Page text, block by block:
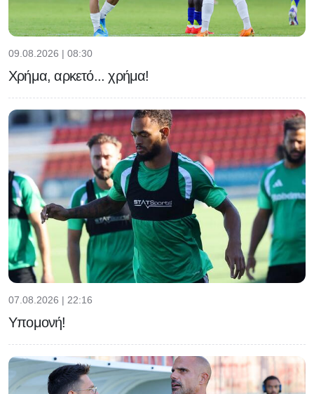
09.08.2026 | 08:30
Χρήμα, αρκετό... χρήμα!
07.08.2026 | 22:16
Υπομονή!